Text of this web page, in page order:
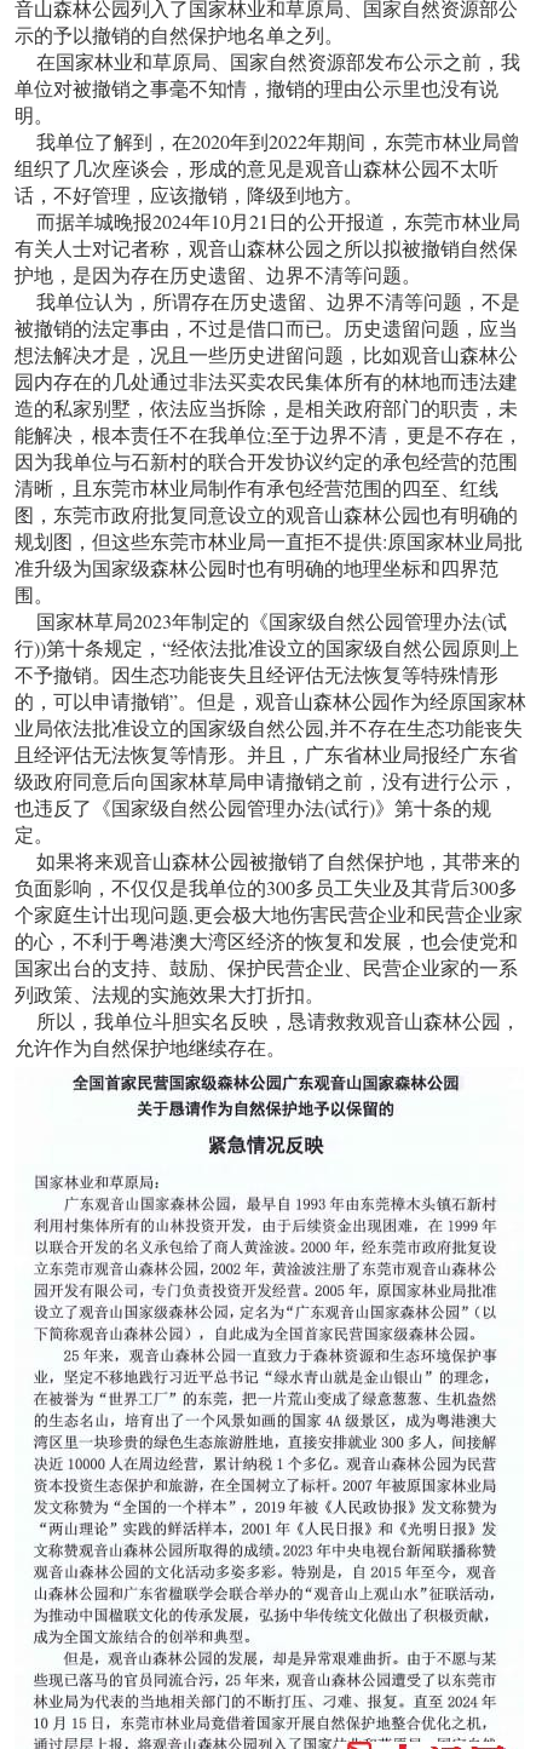
音山森林公园列入了国家林业和草原局、国家自然资源部公
示的予以撤销的自然保护地名单之列。
在国家林业和草原局、国家自然资源部发布公示之前，我
单位对被撤销之事毫不知情，撤销的理由公示里也没有说
明。
我单位了解到，在2020年到2022年期间，东莞市林业局曾
组织了几次座谈会，形成的意见是观音山森林公园不太听
话，不好管理，应该撤销，降级到地方。
而据羊城晚报2024年10月21日的公开报道，东莞市林业局
有关人士对记者称，观音山森林公园之所以拟被撤销自然保
护地，是因为存在历史遗留、边界不清等问题。
我单位认为，所谓存在历史遗留、边界不清等问题，不是
被撤销的法定事由，不过是借口而已。历史遗留问题，应当
想法解决才是，况且一些历史进留问题，比如观音山森林公
园内存在的几处通过非法买卖农民集体所有的林地而违法建
造的私家别墅，依法应当拆除，是相关政府部门的职责，未
能解决，根本责任不在我单位;至于边界不清，更是不存在，
因为我单位与石新村的联合开发协议约定的承包经营的范围
清晰，且东莞市林业局制作有承包经营范围的四至、红线
图，东莞市政府批复同意设立的观音山森林公园也有明确的
规划图，但这些东莞市林业局一直拒不提供:原国家林业局批
准升级为国家级森林公园时也有明确的地理坐标和四界范
围。
国家林草局2023年制定的《国家级自然公园管理办法(试
行))第十条规定，“经依法批准设立的国家级自然公园原则上
不予撤销。因生态功能丧失且经评估无法恢复等特殊情形
的，可以申请撤销”。但是，观音山森林公园作为经原国家林
业局依法批准设立的国家级自然公园,并不存在生态功能丧失
且经评估无法恢复等情形。并且，广东省林业局报经广东省
级政府同意后向国家林草局申请撤销之前，没有进行公示，
也违反了《国家级自然公园管理办法(试行)》第十条的规
定。
如果将来观音山森林公园被撤销了自然保护地，其带来的
负面影响，不仅仅是我单位的300多员工失业及其背后300多
个家庭生计出现问题,更会极大地伤害民营企业和民营企业家
的心，不利于粤港澳大湾区经济的恢复和发展，也会使党和
国家出台的支持、鼓励、保护民营企业、民营企业家的一系
列政策、法规的实施效果大打折扣。
所以，我单位斗胆实名反映，恳请救救观音山森林公园，
允许作为自然保护地继续存在。